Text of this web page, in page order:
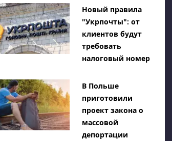
Новый правила
"Укрпочты": от
клиентов будут
требовать
налоговый номер
В Польше
приготовили
проект закона о
массовой
депортации